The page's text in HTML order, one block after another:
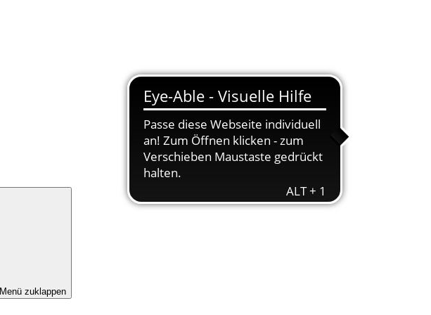
Menü zuklappen